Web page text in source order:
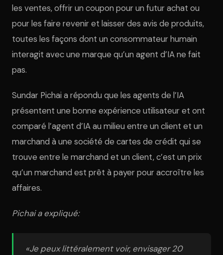
les ventes, offrir un coupon pour un futur achat ou
pour les faire revenir et laisser des avis de produits,
toutes les façons dont un consommateur humain
interagit avec une marque qu’un agent d’IA ne fait
pas.
Sundar Pichai a répondu que les agents de l’IA
présentent une bonne expérience utilisateur et ont
comparé l’agent d’IA au milieu entre un client et un
marchand à une société de cartes de crédit qui se
trouve entre le marchand et un client, c’est un prix
qu’un marchand est prêt à payer pour accroître les
affaires.
Pichai a expliqué:
«Je peux littéralement voir, envisager 20